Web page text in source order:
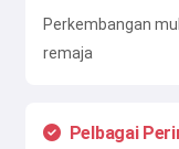
Perkembangan
remaja
Pelbagai